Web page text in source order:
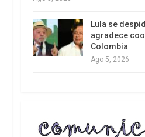
Lula se
agradece
Colombia
Ago 5, 2026